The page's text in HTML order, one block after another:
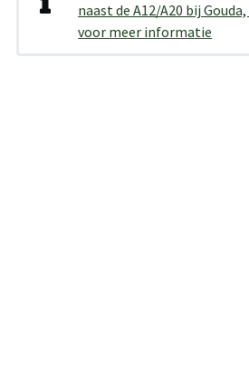
naast de A12/A20 bij
voor meer informatie